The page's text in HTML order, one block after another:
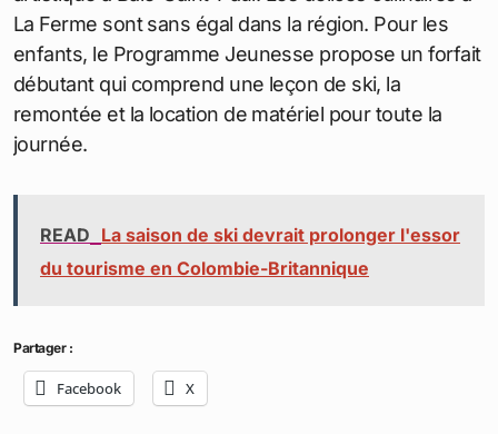
La Ferme sont sans égal dans la région. Pour les
enfants, le Programme Jeunesse propose un forfait
débutant qui comprend une leçon de ski, la
remontée et la location de matériel pour toute la
journée.
READ La saison de ski devrait prolonger l'essor
du tourisme en Colombie-Britannique
Partager :
Facebook X